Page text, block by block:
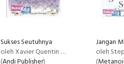
Sukses Seutuhnya
oleh Xavier Quentin Pranata
oleh